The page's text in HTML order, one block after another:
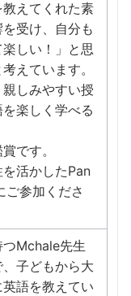
えてくれた素
受け、自分も
しい！」と思
えています。
しみやすい授
楽しく学べる
です。
活かしたPan
ご参加くださ
Mchale先生
子どもから大
語を教えてい